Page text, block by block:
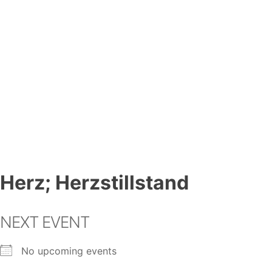
Herz; Herzstillstand
NEXT EVENT
No upcoming events